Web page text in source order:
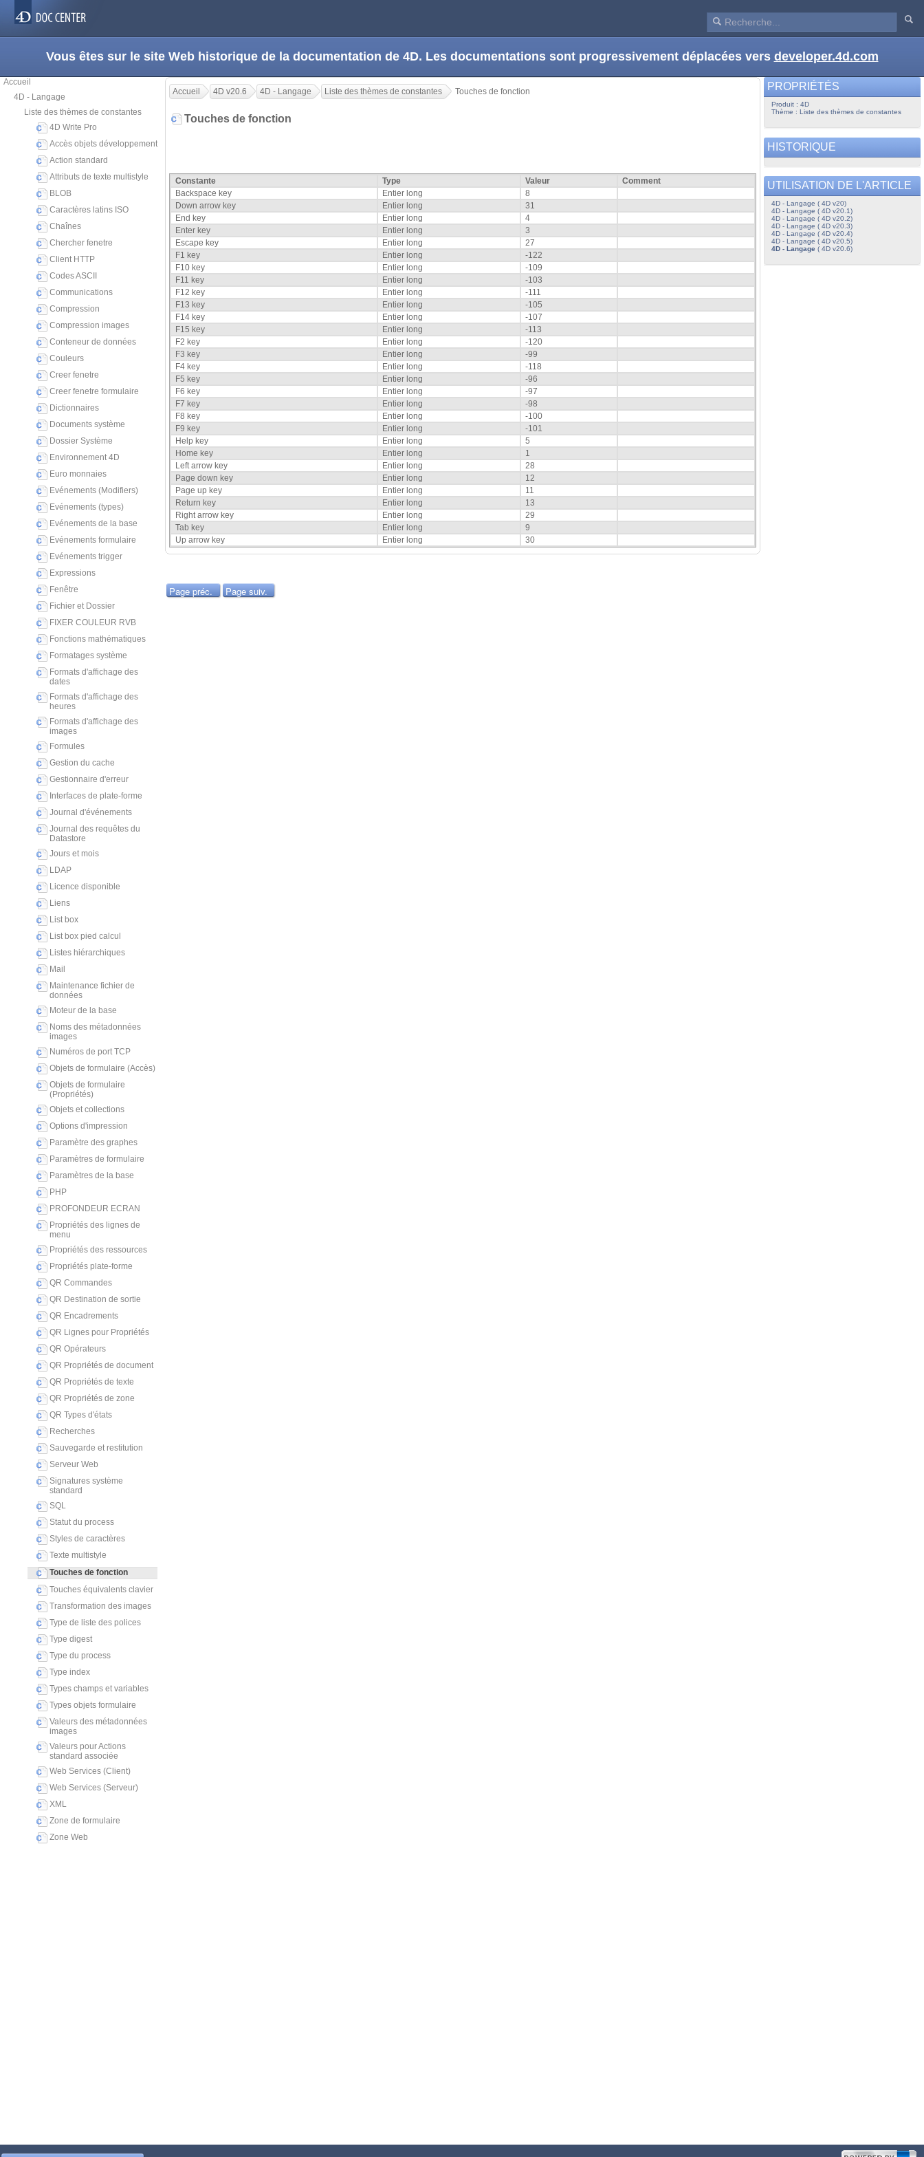
Vous êtes sur le site Web historique de la documentation de 4D. Les documentations sont progressivement déplacées vers developer.4d.com
Accueil
4D - Langage
Liste des thèmes de constantes
4D Write Pro
Accès objets développement
Action standard
Attributs de texte multistyle
BLOB
Caractères latins ISO
Chaînes
Chercher fenetre
Client HTTP
Codes ASCII
Communications
Compression
Compression images
Conteneur de données
Couleurs
Creer fenetre
Creer fenetre formulaire
Dictionnaires
Documents système
Dossier Système
Environnement 4D
Euro monnaies
Evénements (Modifiers)
Evénements (types)
Evénements de la base
Evénements formulaire
Evénements trigger
Expressions
Fenêtre
Fichier et Dossier
FIXER COULEUR RVB
Fonctions mathématiques
Formatages système
Formats d'affichage des
dates
Formats d'affichage des
heures
Formats d'affichage des
images
Formules
Gestion du cache
Gestionnaire d'erreur
Interfaces de plate-forme
Journal d'événements
Journal des requêtes du
Datastore
Jours et mois
LDAP
Licence disponible
Liens
List box
List box pied calcul
Listes hiérarchiques
Mail
Maintenance fichier de
données
Moteur de la base
Noms des métadonnées
images
Numéros de port TCP
Objets de formulaire (Accès)
Objets de formulaire
(Propriétés)
Objets et collections
Options d'impression
Paramètre des graphes
Paramètres de formulaire
Paramètres de la base
PHP
PROFONDEUR ECRAN
Propriétés des lignes de
menu
Propriétés des ressources
Propriétés plate-forme
QR Commandes
QR Destination de sortie
QR Encadrements
QR Lignes pour Propriétés
QR Opérateurs
QR Propriétés de document
QR Propriétés de texte
QR Propriétés de zone
QR Types d'états
Recherches
Sauvegarde et restitution
Serveur Web
Signatures système
standard
SQL
Statut du process
Styles de caractères
Texte multistyle
Touches de fonction
Touches équivalents clavier
Transformation des images
Type de liste des polices
Type digest
Type du process
Type index
Types champs et variables
Types objets formulaire
Valeurs des métadonnées
images
Valeurs pour Actions
standard associée
Web Services (Client)
Web Services (Serveur)
XML
Zone de formulaire
Zone Web
Accueil 4D v20.6 4D - Langage Liste des thèmes de constantes Touches de fonction
Touches de fonction
Constante Type Valeur
Comment
Backspace key
Entier long
8
Down arrow key
Entier long
31
End key
Entier long
4
Enter key
Entier long
3
Escape key
Entier long
27
F1 key
Entier long
-122
F10 key
Entier long
-109
F11 key
Entier long
-103
F12 key
Entier long
-111
F13 key
Entier long
-105
F14 key
Entier long
-107
F15 key
Entier long
-113
F2 key
Entier long
-120
F3 key
Entier long
-99
F4 key
Entier long
-118
F5 key
Entier long
-96
F6 key
Entier long
-97
F7 key
Entier long
-98
F8 key
Entier long
-100
F9 key
Entier long
-101
Help key
Entier long
5
Home key
Entier long
1
Left arrow key
Entier long
28
Page down key
Entier long
12
Page up key
Entier long
11
Return key
Entier long
13
Right arrow key
Entier long
29
Tab key
Entier long
9
Up arrow key
Entier long 30
Page préc. Page suiv.
PROPRIÉTÉS
Produit : 4D
Thème : Liste des thèmes de constantes
HISTORIQUE
UTILISATION DE L'ARTICLE
4D - Langage ( 4D v20)
4D - Langage ( 4D v20.1)
4D - Langage ( 4D v20.2)
4D - Langage ( 4D v20.3)
4D - Langage ( 4D v20.4)
4D - Langage ( 4D v20.5)
4D - Langage( 4D v20.6)